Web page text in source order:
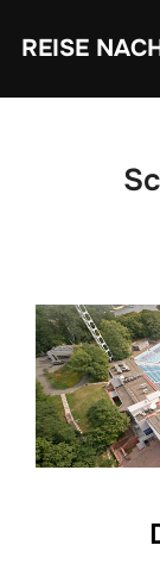
InhaltREISE